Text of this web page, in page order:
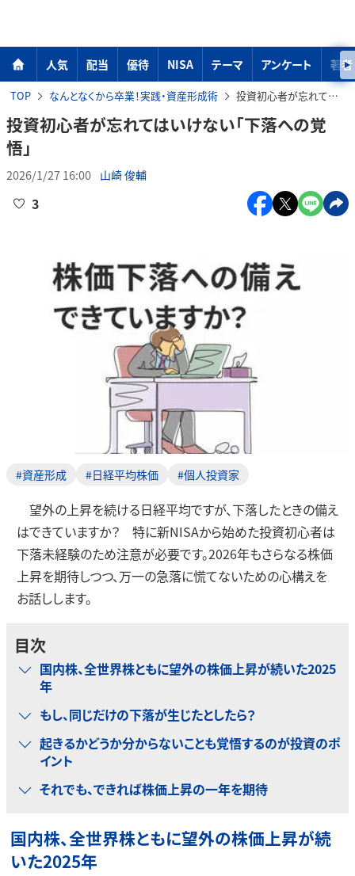
人気 配当 優待 NISA テーマ アンケート 著者
TOP なんとなくから卒業！実践・資産形成術 投資初心者が忘れてはいけない「下落への覚悟」
投資初心者が忘れてはいけない「下落への覚
悟」
2026/1/27 16:00 山崎 俊輔
3
#資産形成 #日経平均株価 #個人投資家
望外の上昇を続ける日経平均ですが、下落したときの備え
はできていますか？ 特に新NISAから始めた投資初心者は
下落未経験のため注意が必要です。2026年もさらなる株価
上昇を期待しつつ、万一の急落に慌てないための心構えを
お話しします。
目次
国内株、全世界株ともに望外の株価上昇が続いた2025
年
もし、同じだけの下落が生じたとしたら？
起きるかどうか分からないことも覚悟するのが投資のポ
イント
それでも、できれば株価上昇の一年を期待
国内株、全世界株ともに望外の株価上昇が続
いた2025年